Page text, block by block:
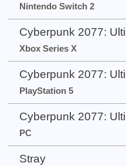
Nintendo Switch 2
Cyberpunk 2077:
Xbox Series X
Cyberpunk 2077:
PlayStation 5
Cyberpunk 2077:
PC
Stray